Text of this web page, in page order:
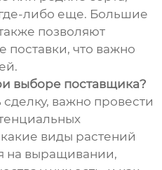
либо еще. Большие
позволяют
поставки, что важно
выборе поставщика?
важно провести
виды растений
на выращивании,